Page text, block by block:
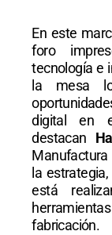
En este
foro
tecnología e
la mesa
digital en
destacan
Manufactura
la
está
fabricación.